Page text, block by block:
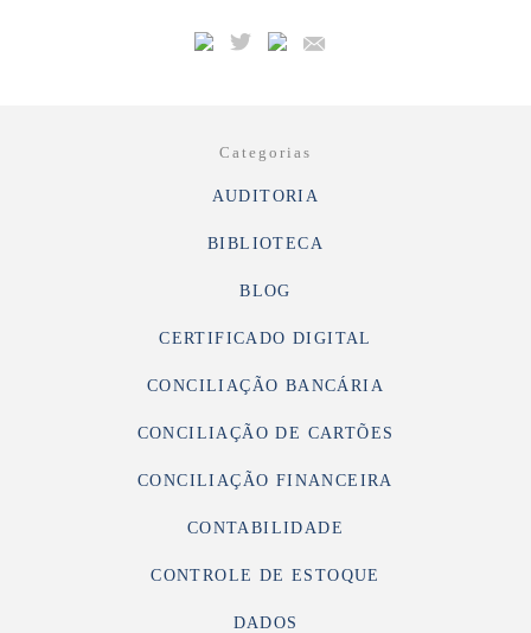
Categorias
AUDITORIA
BIBLIOTECA
BLOG
CERTIFICADO DIGITAL
CONCILIAÇÃO BANCÁRIA
CONCILIAÇÃO DE CARTÕES
CONCILIAÇÃO FINANCEIRA
CONTABILIDADE
CONTROLE DE ESTOQUE
DADOS